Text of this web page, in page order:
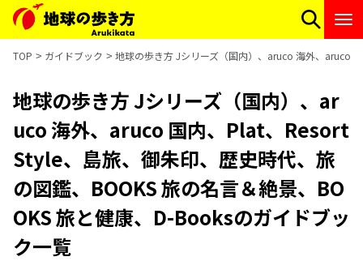
TOP ガイドブック 地球の歩き方 Jシリーズ（国内）、aruco 海外、aruco
地球の歩き方 Jシリーズ（国内）、ar
uco 海外、aruco 国内、Plat、Resort
Style、島旅、御朱印、歴史時代、旅
の図鑑、BOOKS 旅の名言＆絶景、BO
OKS 旅と健康、D-Booksのガイドブッ
ク一覧